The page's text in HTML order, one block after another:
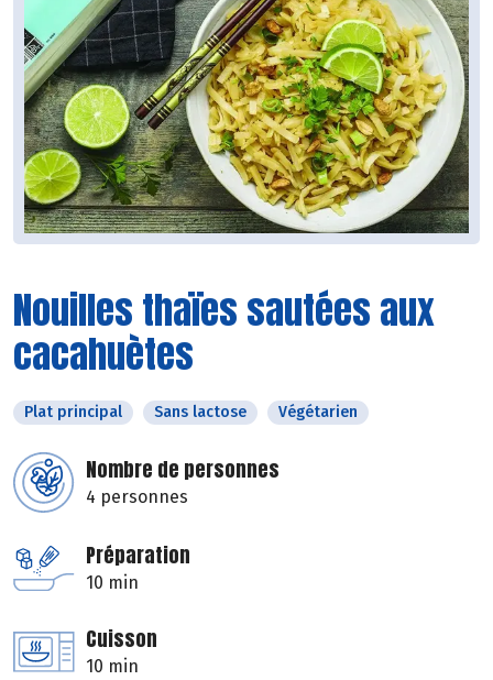
Nouilles thaïes sautées aux
cacahuètes
Plat principal Sans lactose Végétarien
Nombre de personnes
4 personnes
Préparation
10 min
Cuisson
10 min